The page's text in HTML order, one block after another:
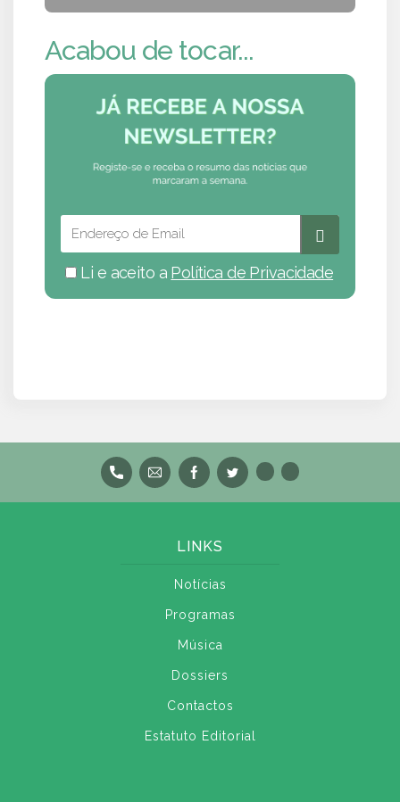
Acabou de tocar...
Li e aceito a Política de Privacidade
LINKS
Notícias
Programas
Música
Dossiers
Contactos
Estatuto Editorial